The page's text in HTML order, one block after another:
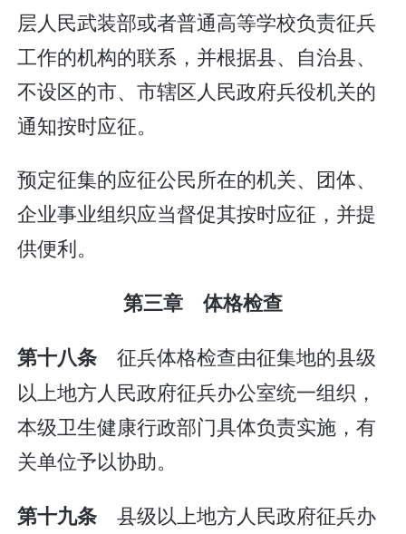
层人民武装部或者普通高等学校负责征兵
工作的机构的联系，并根据县、自治县、
不设区的市、市辖区人民政府兵役机关的
通知按时应征。
预定征集的应征公民所在的机关、团体、
企业事业组织应当督促其按时应征，并提
供便利。
第三章 体格检查
第十八条 征兵体格检查由征集地的县级
以上地方人民政府征兵办公室统一组织，
本级卫生健康行政部门具体负责实施，有
关单位予以协助。
第十九条 县级以上地方人民政府征兵办